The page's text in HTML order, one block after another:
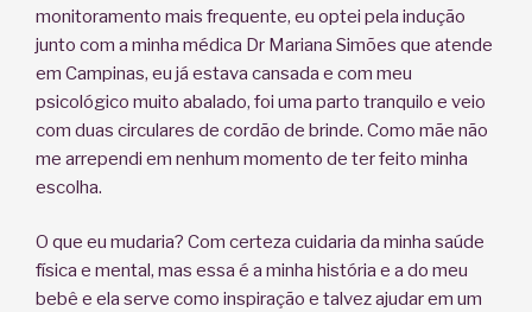
monitoramento mais frequente, eu optei pela indução
junto com a minha médica Dr Mariana Simões que atende
em Campinas, eu já estava cansada e com meu
psicológico muito abalado, foi uma parto tranquilo e veio
com duas circulares de cordão de brinde. Como mãe não
me arrependi em nenhum momento de ter feito minha
escolha.
O que eu mudaria? Com certeza cuidaria da minha saúde
física e mental, mas essa é a minha história e a do meu
bebê e ela serve como inspiração e talvez ajudar em um